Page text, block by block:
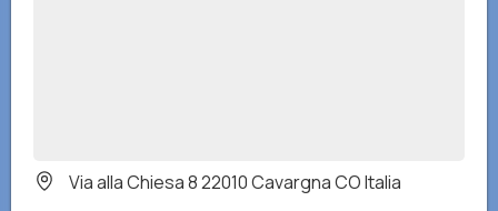
Via alla Chiesa 8 22010 Cavargna CO Italia